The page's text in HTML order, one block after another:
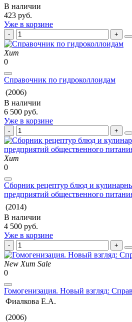
В наличии
423 руб.
Уже в корзине
Хит
0
Справочник по гидроколлоидам
(2006)
В наличии
6 500 руб.
Уже в корзине
Хит
0
Сборник рецептур блюд и
предприятий общественного
(2014)
В наличии
4 500 руб.
Уже в корзине
New Хит Sale
0
Гомогенизация. Новый взгляд:
Фиалкова Е.А.
(2006)